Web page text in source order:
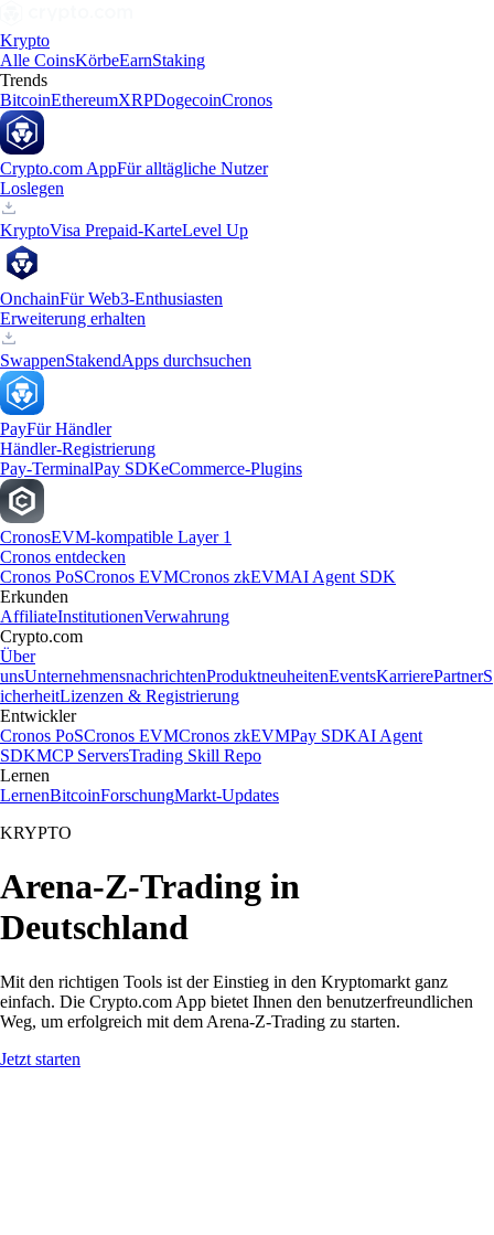
Krypto
Alle CoinsKörbeEarnStaking
Trends
BitcoinEthereumXRPDogecoinCronos
Crypto.com AppFür alltägliche Nutzer
Loslegen
KryptoVisa Prepaid-KarteLevel Up
OnchainFür Web3-Enthusiasten
Erweiterung erhalten
SwappenStakendApps durchsuchen
PayFür Händler
Händler-Registrierung
Pay-TerminalPay SDKeCommerce-Plugins
CronosEVM-kompatible Layer 1
Cronos entdecken
Cronos PoSCronos EVMCronos zkEVMAI Agent SDK
Erkunden
AffiliateInstitutionenVerwahrung
Crypto.com
Über
unsUnternehmensnachrichtenProduktneuheitenEventsKarrierePartnerS
icherheitLizenzen & Registrierung
Entwickler
Cronos PoSCronos EVMCronos zkEVMPay SDKAI Agent
SDKMCP ServersTrading Skill Repo
Lernen
LernenBitcoinForschungMarkt-Updates
KRYPTO
Arena-Z-Trading in
Deutschland
Mit den richtigen Tools ist der Einstieg in den Kryptomarkt ganz
einfach. Die Crypto.com App bietet Ihnen den benutzerfreundlichen
Weg, um erfolgreich mit dem Arena-Z-Trading zu starten.
Jetzt starten